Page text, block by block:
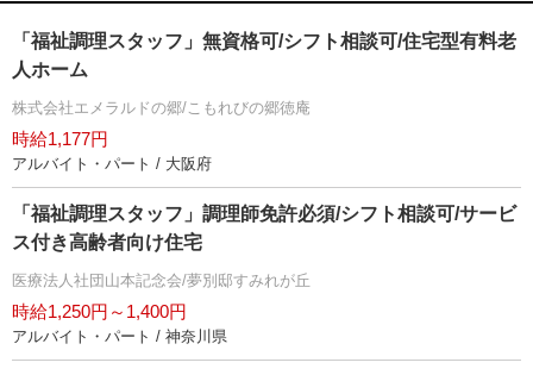
「福祉調理スタッフ」無資格可/シフト相談可/住宅型有料老
人ホーム
株式会社エメラルドの郷/こもれびの郷徳庵
時給1,177円
アルバイト・パート / 大阪府
「福祉調理スタッフ」調理師免許必須/シフト相談可/サービ
ス付き高齢者向け住宅
医療法人社団山本記念会/夢別邸すみれが丘
時給1,250円～1,400円
アルバイト・パート / 神奈川県